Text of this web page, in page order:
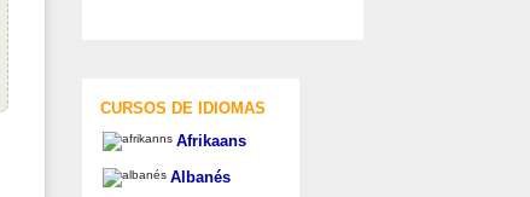
CURSOS DE IDIOMAS
Afrikaans
Albanés